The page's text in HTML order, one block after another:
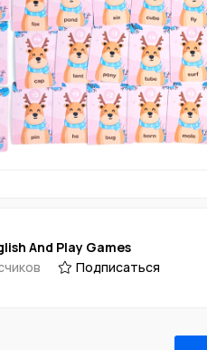
And Play Games
Подписаться